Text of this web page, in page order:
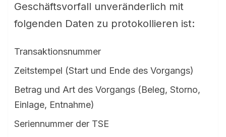
Geschäftsvorfall unveränderlich mit
folgenden Daten zu protokollieren ist:
Transaktionsnummer
Zeitstempel (Start und Ende des Vorgangs)
Betrag und Art des Vorgangs (Beleg, Storno,
Einlage, Entnahme)
Seriennummer der TSE